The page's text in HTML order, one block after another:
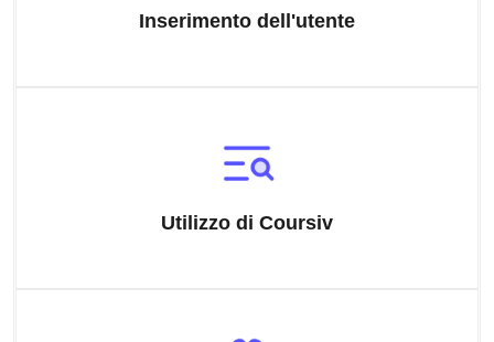
Inserimento dell'utente
Utilizzo di Coursiv